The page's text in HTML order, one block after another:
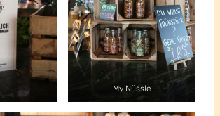
My Nüssle